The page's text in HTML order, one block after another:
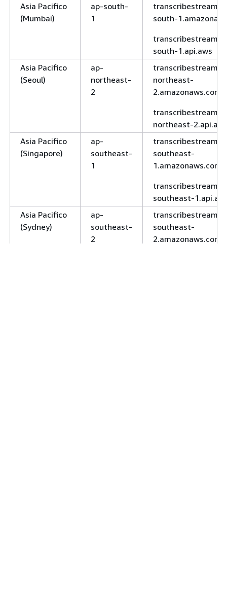
Asia Pacifico
(Mumbai)
ap-south-
1
south-
south-1.api.aws
Asia Pacifico
(Seoul)
ap-
northeast-
2
northeast-
2.amazonaws.com
northeast-
Asia Pacifico
(Singapore)
ap-
southeast-
1
southeast-
1.amazonaws.com
southeast-
Asia Pacifico
(Sydney)
ap-
southeast-
2
southeast-
2.amazonaws.com